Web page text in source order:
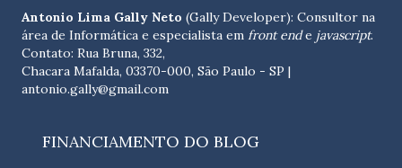
Antonio Lima Gally Neto (Gally Developer): Consultor na
área de Informática e especialista em front ende javascript.
Contato: Rua Bruna, 332,
Chacara Mafalda, 03370-000, São Paulo - SP |
antonio.gally@gmail.com
FINANCIAMENTO DO BLOG